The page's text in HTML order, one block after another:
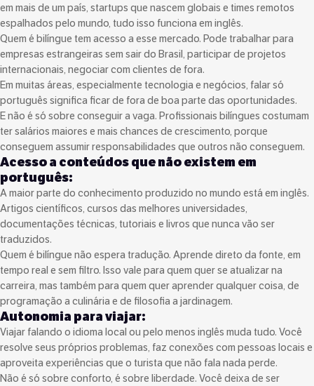
em mais de um país, startups que nascem globais e times remotos
espalhados pelo mundo, tudo isso funciona em inglês.
Quem é bilíngue tem acesso a esse mercado. Pode trabalhar para
empresas estrangeiras sem sair do Brasil, participar de projetos
internacionais, negociar com clientes de fora.
Em muitas áreas, especialmente tecnologia e negócios, falar só
português significa ficar de fora de boa parte das oportunidades.
E não é só sobre conseguir a vaga. Profissionais bilíngues costumam
ter salários maiores e mais chances de crescimento, porque
conseguem assumir responsabilidades que outros não conseguem.
Acesso a conteúdos que não existem em
português:
A maior parte do conhecimento produzido no mundo está em inglês.
Artigos científicos, cursos das melhores universidades,
documentações técnicas, tutoriais e livros que nunca vão ser
traduzidos.
Quem é bilíngue não espera tradução. Aprende direto da fonte, em
tempo real e sem filtro. Isso vale para quem quer se atualizar na
carreira, mas também para quem quer aprender qualquer coisa, de
programação a culinária e de filosofia a jardinagem.
Autonomia para viajar:
Viajar falando o idioma local ou pelo menos inglês muda tudo. Você
resolve seus próprios problemas, faz conexões com pessoas locais e
aproveita experiências que o turista que não fala nada perde.
Não é só sobre conforto, é sobre liberdade. Você deixa de ser